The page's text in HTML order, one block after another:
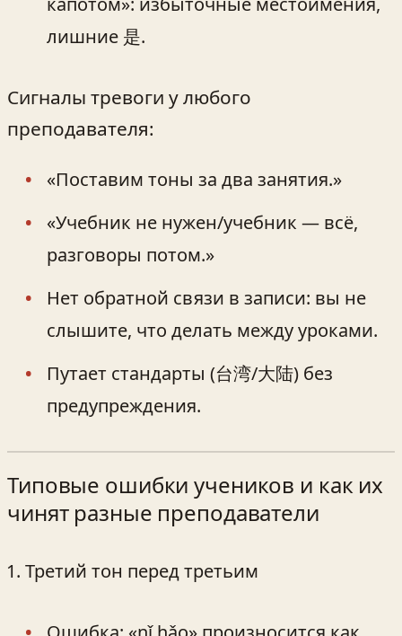
лишние 是.
Сигналы тревоги у любого
преподавателя:
«Поставим тоны за два занятия.»
«Учебник не нужен/учебник — всё,
разговоры потом.»
Нет обратной связи в записи: вы не
слышите, что делать между уроками.
Путает стандарты (台湾/大陆) без
предупреждения.
Типовые ошибки учеников и как их
чинят разные преподаватели
Третий тон перед третьим